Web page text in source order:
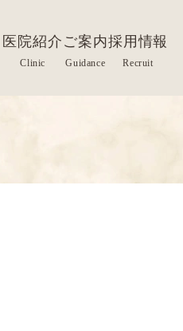
医院紹介 ご案内採用情報